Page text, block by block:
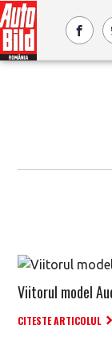
Viitorul model
CITESTE ARTICOLUL